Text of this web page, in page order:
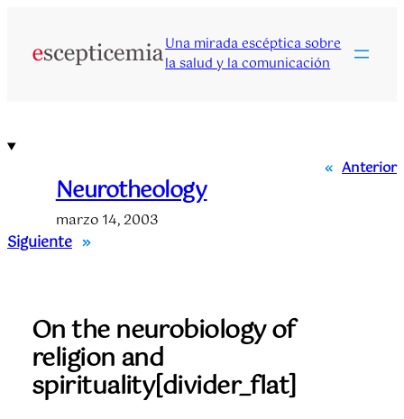
contenido
Una mirada escéptica sobre
la salud y la comunicación
« Anterior
Neurotheology
marzo 14, 2003
Siguiente »
On the neurobiology of
religion and
spirituality[divider_flat]